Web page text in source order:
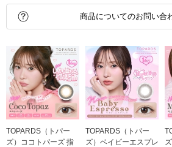
商品についてのお問い合
TOPARDS（トパー
ズ）ココトパーズ 指
TOPARDS（トパー
ズ）ベイビーエスプレ